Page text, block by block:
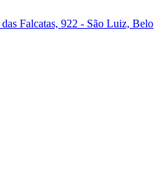
Falcatas, 922 - São Luiz, Belo